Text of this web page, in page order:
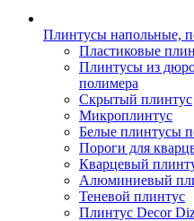
Плинтусы напольные,
Пластиковые
Плинтусы из
полимера
Скрытый плинтус
Микроплинтус
Белые плинтусы
Пороги для
Кварцевый
Алюминиевый
Теневой плинтус
Плинтус Decor